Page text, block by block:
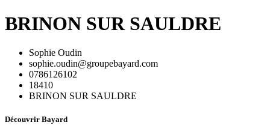
BRINON SUR SAULDRE
Sophie Oudin
sophie.oudin@groupebayard.com
0786126102
18410
BRINON SUR SAULDRE
Découvrir Bayard